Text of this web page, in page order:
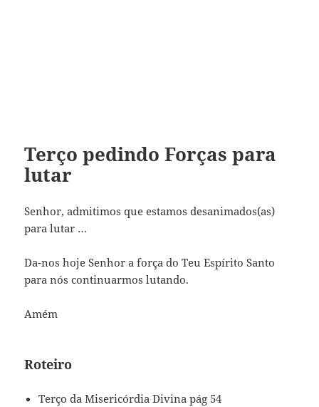
Terço pedindo Forças para
lutar
Senhor, admitimos que estamos desanimados(as)
para lutar …
Da-nos hoje Senhor a força do Teu Espírito Santo
para nós continuarmos lutando.
Amém
Roteiro
Terço da Misericórdia Divina pág 54